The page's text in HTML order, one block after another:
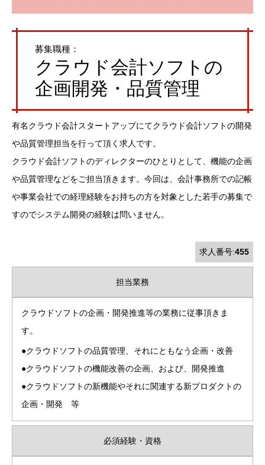
募集職種：
クラウド会計ソフトの
企画開発・品質管理
有名クラウド会計スタートアップにてクラウド会計ソフトの開発
や品質管理担当を行って頂く求人です。
クラウド会計ソフトのディレクターのひとりとして、機能の企画
や品質管理などをご担当頂きます。今回は、会計事務所での記帳
や事業会社での経理経験をお持ちの方を対象とした若手の募集で
すのでシステム開発の経験は問いません。
求人番号:455
担当業務
クラウドソフトの企画・開発推進等の業務に従事頂きま
す。
●クラウドソフトの品質管理、それにともなう企画・改善
●クラウドソフトの機能改善の企画、および、開発推進
●クラウドソフトの新機能やそれに関連する新プロダクトの
企画・開発 等
必須経験・資格